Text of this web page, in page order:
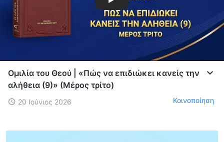
Ομιλία του Θεού | «Πώς να επιδιώκει κανείς την
αλήθεια (9)» (Μέρος τρίτο)
20 Ιούνιος 2026 Κοινοποίηση